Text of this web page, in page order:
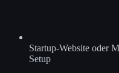
Startup-Website oder
Setup